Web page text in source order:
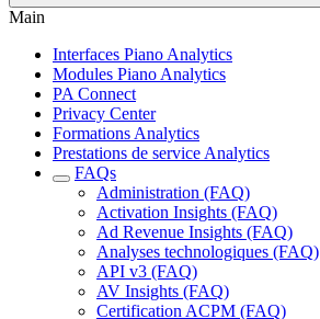
Main
Interfaces Piano Analytics
Modules Piano Analytics
PA Connect
Privacy Center
Formations Analytics
Prestations de service Analytics
FAQs
Administration (FAQ)
Activation Insights (FAQ)
Ad Revenue Insights (FAQ)
Analyses technologiques (FAQ)
API v3 (FAQ)
AV Insights (FAQ)
Certification ACPM (FAQ)